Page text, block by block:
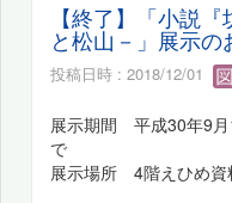
【終了】「小説
と松山－」展示の
投稿日時 : 2018/12/01
展示期間 平成30年9月
で
展示場所 4階えひめ資